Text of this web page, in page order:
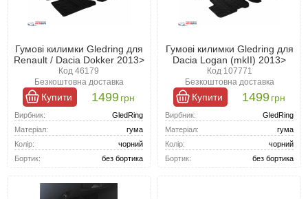
Гумові килимки Gledring для
Renault / Dacia Dokker 2013>
Код 46179
Безкоштовна доставка
Купити 1499грн
Вирбник:
GledRing
Матеріал:
гума
Колір:
чорний
Бортик:
без бортика
Гумові килимки Gledring для
Dacia Logan (mkII) 2013>
Код 107771
Безкоштовна доставка
Купити 1499грн
Вирбник:
GledRing
Матеріал:
гума
Колір:
чорний
Бортик:
без бортика